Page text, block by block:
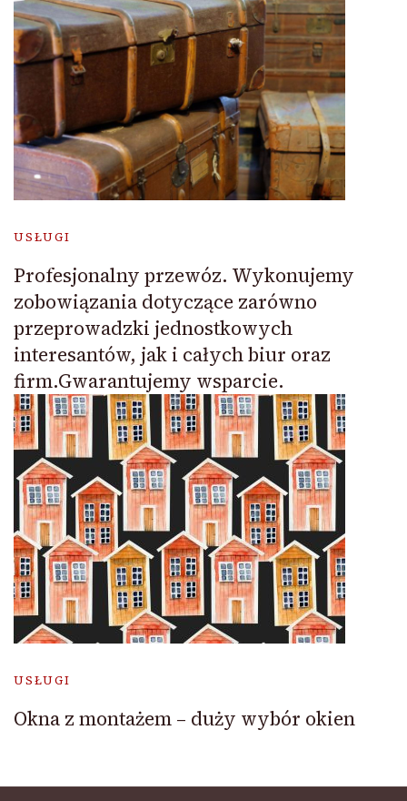
USŁUGI
Profesjonalny przewóz. Wykonujemy
zobowiązania dotyczące zarówno
przeprowadzki jednostkowych
interesantów, jak i całych biur oraz
firm.Gwarantujemy wsparcie.
USŁUGI
Okna z montażem – duży wybór okien